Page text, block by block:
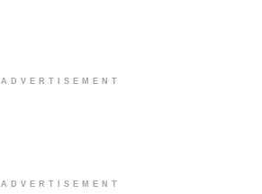
ADVERTISEMENT
ADVERTISEMENT